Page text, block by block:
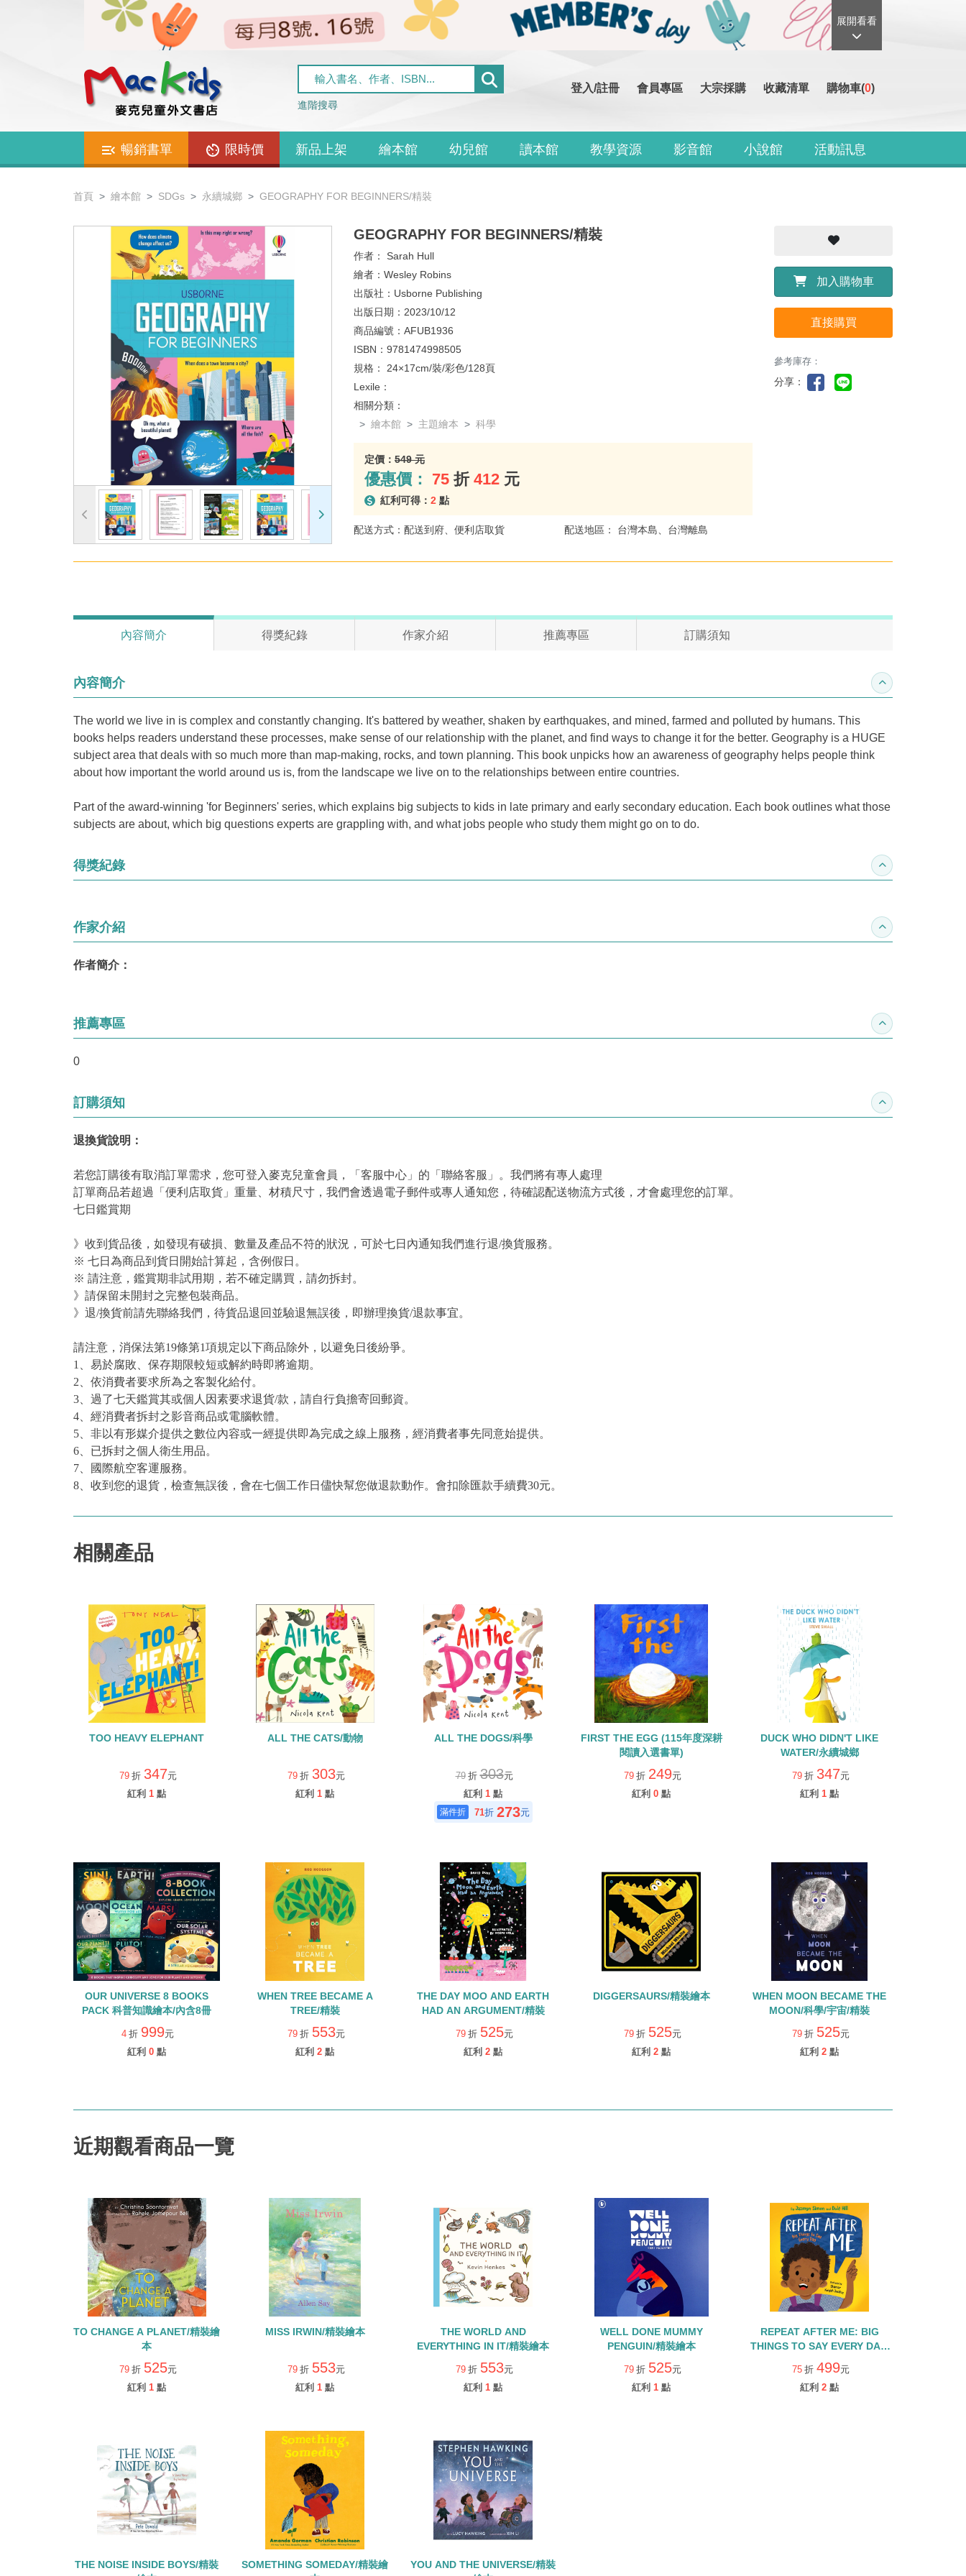
展開看看
進階搜尋
登入/註冊 會員專區 大宗採購 收藏清單 購物車(0)
暢銷書單 限時價 新品上架 繪本館 幼兒館 讀本館 教學資源 影音館 小說館 活動訊息
首頁 繪本館 SDGs 永續城鄉 GEOGRAPHY FOR BEGINNERS/精裝
GEOGRAPHY FOR BEGINNERS/精裝
作者： Sarah Hull
繪者： Wesley Robins
出版社： Usborne Publishing
出版日期： 2023/10/12
商品編號： AFUB1936
ISBN： 9781474998505
規格： 24×17cm/裝/彩色/128頁
Lexile：
相關分類：
繪本館
主題繪本 科學
定價： 549 元
優惠價： 75 折 412 元
紅利可得： 2 點
配送方式：配送到府、便利店取貨 配送地區： 台灣本島、台灣離島
加入購物車
直接購買
參考庫存：
分享：
內容簡介 得獎紀錄 作家介紹 推薦專區 訂購須知
內容簡介 收合內容簡介
The world we live in is complex and constantly changing. It's battered by weather, shaken by earthquakes, and mined, farmed and polluted by humans. This
books helps readers understand these processes, make sense of our relationship with the planet, and find ways to change it for the better. Geography is a HUGE
subject area that deals with so much more than map-making, rocks, and town planning. This book unpicks how an awareness of geography helps people think
about how important the world around us is, from the landscape we live on to the relationships between entire countries.
Part of the award-winning 'for Beginners' series, which explains big subjects to kids in late primary and early secondary education. Each book outlines what those
subjects are about, which big questions experts are grappling with, and what jobs people who study them might go on to do.
得獎紀錄 收合得獎紀錄
作家介紹 收合作家介紹
作者簡介：
推薦專區 收合推薦專區
0
訂購須知 收合訂購須知
退換貨說明：
若您訂購後有取消訂單需求，您可登入麥克兒童會員，「客服中心」的「聯絡客服」。我們將有專人處理
訂單商品若超過「便利店取貨」重量、材積尺寸，我們會透過電子郵件或專人通知您，待確認配送物流方式後，才會處理您的訂單。
七日鑑賞期
》收到貨品後，如發現有破損、數量及產品不符的狀況，可於七日內通知我們進行退/換貨服務。
※ 七日為商品到貨日開始計算起，含例假日。
※ 請注意，鑑賞期非試用期，若不確定購買，請勿拆封。
》請保留未開封之完整包裝商品。
》退/換貨前請先聯絡我們，待貨品退回並驗退無誤後，即辦理換貨/退款事宜。
請注意，消保法第19條第1項規定以下商品除外，以避免日後紛爭。
1、易於腐敗、保存期限較短或解約時即將逾期。
2、依消費者要求所為之客製化給付。
3、過了七天鑑賞其或個人因素要求退貨/款，請自行負擔寄回郵資。
4、經消費者拆封之影音商品或電腦軟體。
5、非以有形媒介提供之數位內容或一經提供即為完成之線上服務，經消費者事先同意始提供。
6、已拆封之個人衛生用品。
7、國際航空客運服務。
8、收到您的退貨，檢查無誤後，會在七個工作日儘快幫您做退款動作。會扣除匯款手續費30元。
相關產品
TOO HEAVY ELEPHANT
79 折 347元
紅利 1 點
ALL THE CATS/動物
79 折 303元
紅利 1 點
ALL THE DOGS/科學
79 折303元
紅利 1 點
71折 273元
FIRST THE EGG (115年度深耕
閱讀入選書單)
79 折 249元
紅利 0 點
DUCK WHO DIDN'T LIKE
WATER/永續城鄉
79 折 347元
紅利 1 點
OUR UNIVERSE 8 BOOKS
PACK 科普知識繪本/內含8冊
4 折 999元
紅利 0 點
WHEN TREE BECAME A
TREE/精裝
79 折 553元
紅利 2 點
THE DAY MOO AND EARTH
HAD AN ARGUMENT/精裝
79 折 525元
紅利 2 點
DIGGERSAURS/精裝繪本
79 折 525元
紅利 2 點
WHEN MOON BECAME THE
MOON/科學/宇宙/精裝
79 折 525元
紅利 2 點
近期觀看商品一覽
TO CHANGE A PLANET/精裝繪
本
79 折 525元
紅利 1 點
MISS IRWIN/精裝繪本
79 折 553元
紅利 1 點
THE WORLD AND
EVERYTHING IN IT/精裝繪本
79 折 553元
紅利 1 點
WELL DONE MUMMY
PENGUIN/精裝繪本
79 折 525元
紅利 1 點
REPEAT AFTER ME: BIG
THINGS TO SAY EVERY DAY/
精裝繪本
75 折 499元
紅利 2 點
THE NOISE INSIDE BOYS/精裝
SOMETHING SOMEDAY/精裝繪
YOU AND THE UNIVERSE/精裝